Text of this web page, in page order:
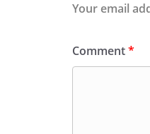
Your email
Comment*